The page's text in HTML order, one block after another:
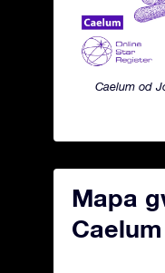
Caelum od
Mapa
Caelum